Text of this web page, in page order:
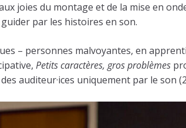
joies du montage et de la mise en
par les histoires en son.
– personnes malvoyantes, en
Petits caractères, gros problèmes
auditeur·ices uniquement par le son